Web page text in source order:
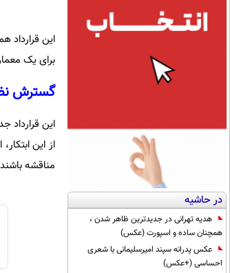
در حاشیه
هدیه تهرانی در جدیدترین ظاهر شدن ،
همچنان ساده و اسپورت (عکس)
عکس پدرانه سپند امیرسلیمانی با شعری
احساسی (+عکس)
برای یک
گسترش
از این
مناقشه